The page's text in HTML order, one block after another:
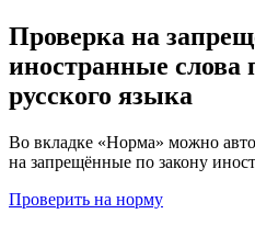
Проверка на
иностранные слова
русского языка
Во вкладке «Норма» можно
на запрещённые по закону
Проверить на норму